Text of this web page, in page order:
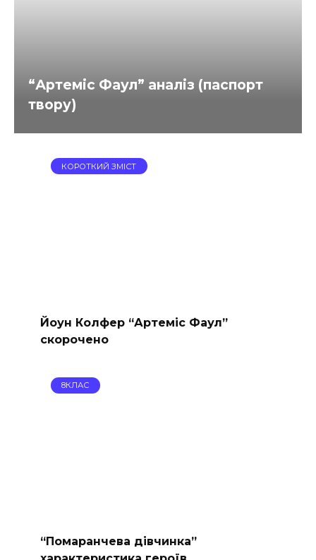
“Артеміс Фаул” аналіз (паспорт
твору)
КОРОТКИЙ ЗМІСТ
Йоун Колфер “Артеміс Фаул”
скорочено
8КЛАС
“Помаранчева дівчинка”